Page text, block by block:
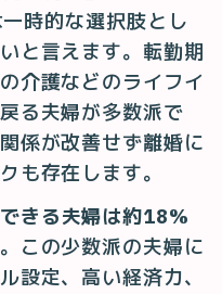
時的な選択肢とし
と言えます。転勤期
介護などのライフイ
る夫婦が多数派で
係が改善せず離婚に
も存在します。
きる夫婦は約18%
この少数派の夫婦に
設定、高い経済力、